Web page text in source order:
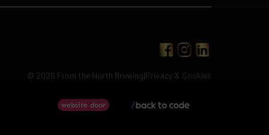
© 2026 From the North Brewing|Privacy & Cookies
website doorBack to code